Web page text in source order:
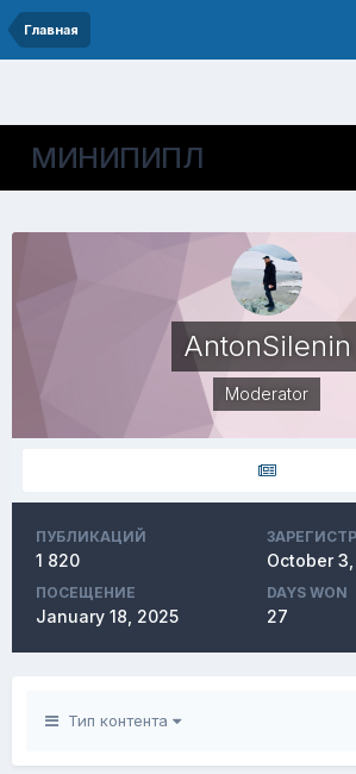
Главная
МИНИПИПЛ
AntonSilenin
Moderator
ПУБЛИКАЦИЙ
1 820 October 3,
ПОСЕЩЕНИЕ
January 18, 2025
DAYS WON
27
Тип контента